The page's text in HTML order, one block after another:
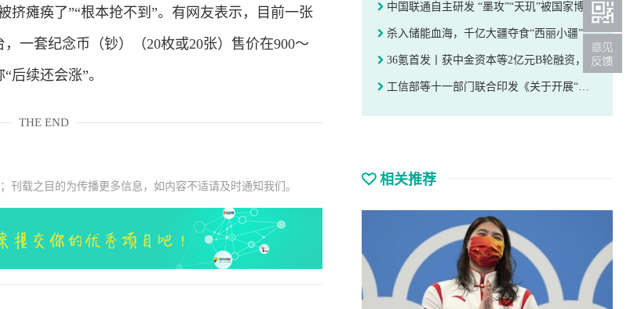
挤瘫痪了”“根本抢不到”。有网友表示，目前一张
一套纪念币（钞）（20枚或20张）售价在900～
后续还会涨”。
THE END
刊载之目的为传播更多信息，如内容不适请及时通知我们。
中国联通自主研发 “墨攻”“天玑”被国家博物馆永久收藏
杀入储能血海，千亿大疆夺食“西丽小疆” | 焦点分析
36氪首发丨获中金资本等2亿元B轮融资，「光鉴科技」推进3D视觉技术多领域落地应用
工信部等十一部门联合印发《关于开展“信号升格”专项行动的通知》
相关推荐